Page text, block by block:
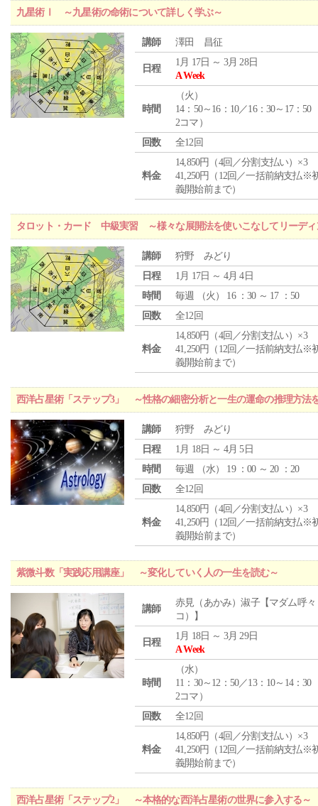
九星術Ⅰ ～九星術の命術について詳しく学ぶ～
講師 澤田 昌征
日程
1月 17日 ～ 3月 28日
A Week
時間
（火 ）
14：50～16：10／16：30～17：50
2コマ）
回数
全12回
料金
14,850円（4回／分割支払い）×3
41,250円（12回／一括前納支払※
義開始前まで）
タロット・カード 中級実習 ～様々な展開法を使いこなしてリーディ
講師
狩野 みどり
日程
1月 17日 ～ 4月 4日
時間
毎週 （火 ） 16 ：30 ～ 17 ：50
回数
全12回
料金
14,850円（4回／分割支払い）×3
41,250円（12回／一括前納支払※
義開始前まで）
西洋占星術「ステップ3」 ～性格の細密分析と一生の運命の推理方法
講師
狩野 みどり
日程
1月 18日 ～ 4月 5日
時間
毎週 （水） 19 ：00 ～ 20 ：20
回数
全12回
料金
14,850円（4回／分割支払い）×3
41,250円（12回／一括前納支払※
義開始前まで）
紫微斗数「実践応用講座」 ～変化していく人の一生を読む～
講師
赤見（あかみ）淑子【マダム呼々
コ）】
日程
1月 18日 ～ 3月 29日
A Week
時間
（水）
11：30～12：50／13：10～14：30
2コマ）
回数
全12回
料金
14,850円（4回／分割支払い）×3
41,250円（12回／一括前納支払※
義開始前まで）
西洋占星術「ステップ2」 ～本格的な西洋占星術の世界に参入する～